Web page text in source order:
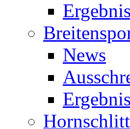
News